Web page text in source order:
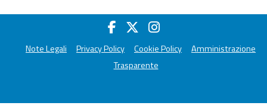
Note Legali Privacy Policy Cookie Policy
Amministrazione
Trasparente